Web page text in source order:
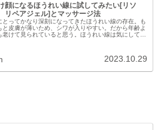
顔になるほうれい線に試してみたい[リソ
ペアジェル]とマッサージ法
とってかなり深刻になってきたほうれい線の存在。も
と皮膚が薄いため、シワが入りやすい。だから年齢よ
老けて見られていると思う。ほうれい線は気にしてい
2023.10.29